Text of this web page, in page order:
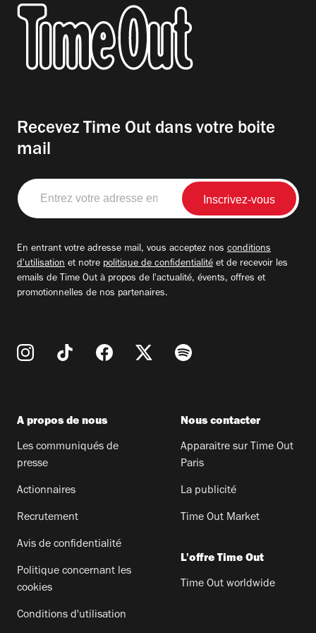
Recevez Time Out dans votre boite
mail
Entrez
votre
adresse
En entrant votre adresse mail, vous acceptez nos conditions
d'utilisation et notre politique de confidentialité et de recevoir les
emails de Time Out à propos de l'actualité, évents, offres et
promotionnelles de nos partenaires.
A propos de nous
Les communiqués de
presse
Actionnaires
Recrutement
Avis de confidentialité
Politique concernant les
cookies
Conditions d'utilisation
Nous contacter
Apparaitre sur Time Out
Paris
La publicité
Time Out Market
L'offre Time Out
Time Out worldwide